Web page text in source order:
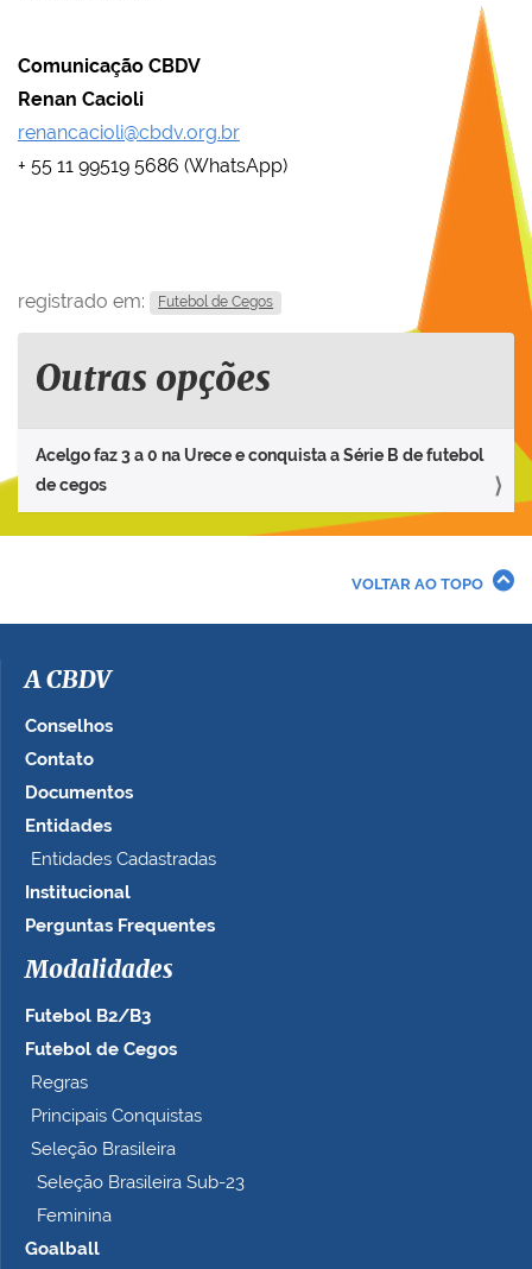
Comunicação CBDV
Renan Cacioli
renancacioli@cbdv.org.br
+ 55 11 99519 5686 (WhatsApp)
registrado em: Futebol de Cegos
Outras opções
Acelgo faz 3 a 0 na Urece e conquista a Série B de futebol
de cegos
VOLTAR AO TOPO
A CBDV
Conselhos
Contato
Documentos
Entidades
Entidades Cadastradas
Institucional
Perguntas Frequentes
Modalidades
Futebol B2/B3
Futebol de Cegos
Regras
Principais Conquistas
Seleção Brasileira
Seleção Brasileira Sub-23
Feminina
Goalball